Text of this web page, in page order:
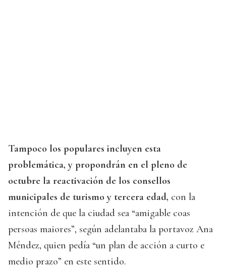
Tampoco los populares incluyen esta
problemática, y propondrán en el pleno de
octubre la reactivación de los consellos
municipales de turismo y tercera edad, con la
intención de que la ciudad sea “amigable coas
persoas maiores”, según adelantaba la portavoz Ana
Méndez, quien pedía “un plan de acción a curto e
medio prazo” en este sentido.